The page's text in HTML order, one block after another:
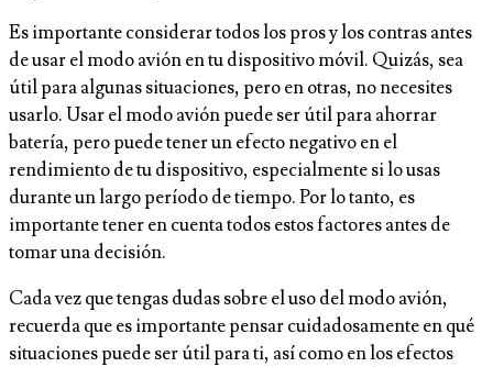
Es importante considerar todos los pros y los contras antes
de usar el modo avión en tu dispositivo móvil. Quizás, sea
útil para algunas situaciones, pero en otras, no necesites
usarlo. Usar el modo avión puede ser útil para ahorrar
batería, pero puede tener un efecto negativo en el
rendimiento de tu dispositivo, especialmente si lo usas
durante un largo período de tiempo. Por lo tanto, es
importante tener en cuenta todos estos factores antes de
tomar una decisión.
Cada vez que tengas dudas sobre el uso del modo avión,
recuerda que es importante pensar cuidadosamente en qué
situaciones puede ser útil para ti, así como en los efectos